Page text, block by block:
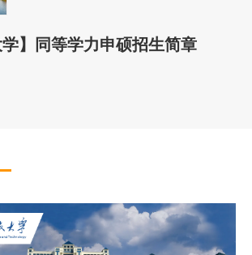
学】同等学力申硕招生简章